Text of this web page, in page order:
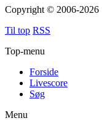
Copyright © 2006-2026
Til top RSS
Top-menu
Forside
Livescore
Søg
Menu